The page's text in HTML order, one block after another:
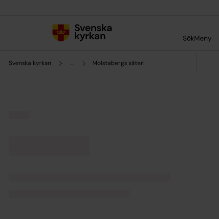
SökMeny
Svenska kyrkan ... Molstabergs säteri